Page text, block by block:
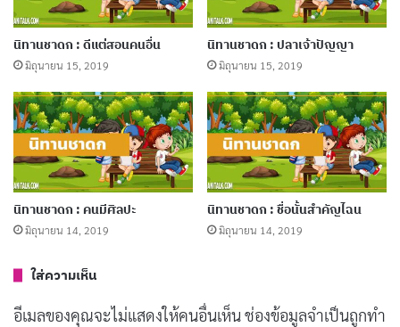
ให้ผู้อื่นในถิ่นหากินของตนไม่มีดอก” แล้ว
กล่าวเป็นคาถาว่า “บุรุษผู้มีอิสรภาพอยู่เพียง
คราวใด คราวนั้น ผู้ที่ถูกย่ำยีก็ย่ำยีตอบบ้าง”
ฝูงปลาเมื่อได้ฟังกบวินิจฉัยคดีเช่นนี้ ก็กรูกันออกจาก
ลอบกัดงูปลาจนตาย ณ ที่ตรงนั้นเอง แล้วต่างก็หนีไป
ถิ่นใคร ถิ่นมัน อย่าใหญ่ผิดที่แล้วจะถึงความพินาศ
นิทานชาดก : ดีแต่สอนคนอื่น
มิถุนายน 15, 2019
นิทานชาดก : ปลาเจ้าปัญญา
มิถุนายน 15, 2019
นิทานชาดก : คนมีศิลปะ
มิถุนายน 14, 2019
นิทานชาดก : ชื่อนั้นสำคัญไฉน
มิถุนายน 14, 2019
ใส่ความเห็น
อีเมลของคุณจะไม่แสดงให้คนอื่นเห็นช่องข้อมูลจำเป็นถูกทำ